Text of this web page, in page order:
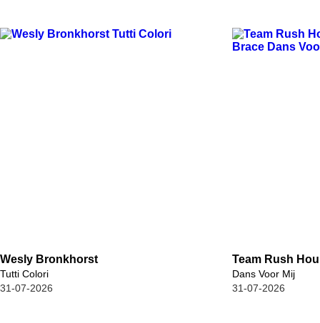
Wesly Bronkhorst
Tutti Colori
31-07-2026
Team Rush
Dans Voor Mij
31-07-2026